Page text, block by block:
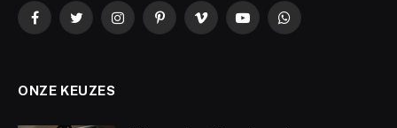
FacebookTwitterInstagramPinterestVimeo YouTubeWhatsApp
ONZE KEUZES